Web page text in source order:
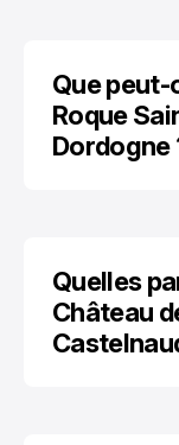
Que peut-
Roque
Dordogne
Quelles
Château